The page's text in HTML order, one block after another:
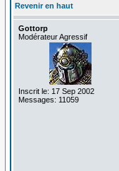
Revenir en haut
Gottorp
Modérateur Agressif
Inscrit le: 17 Sep 2002
Messages: 11059